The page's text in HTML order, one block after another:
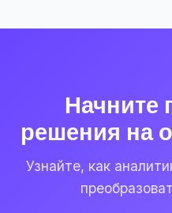
Начните
решения на
Узнайте, как